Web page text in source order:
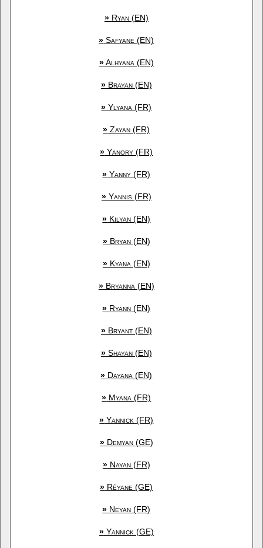
»Ryan (EN)
» Safyane (EN)
»Alhyana (EN)
»Brayan (EN)
» Ylyana (FR)
» Zayan (FR)
» Yanory (FR)
» Yanny (FR)
»Yannis (FR)
» Kilyan (EN)
»Bryan (EN)
»Kyana (EN)
»Bryanna (EN)
» Ryann (EN)
»Bryant (EN)
»Shayan (EN)
» Dayana (EN)
» Myana (FR)
» Yannick (FR)
»Demyan (GE)
»Nayan (FR)
» Réyane (GE)
» Neyan (FR)
»Yannick (GE)